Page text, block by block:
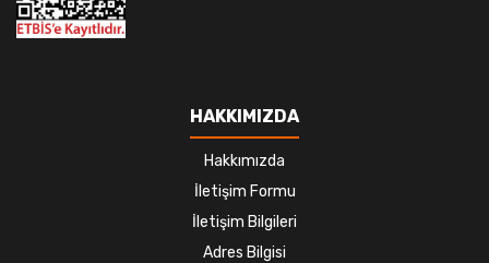
HAKKIMIZDA
Hakkımızda
İletişim Formu
İletişim Bilgileri
Adres Bilgisi